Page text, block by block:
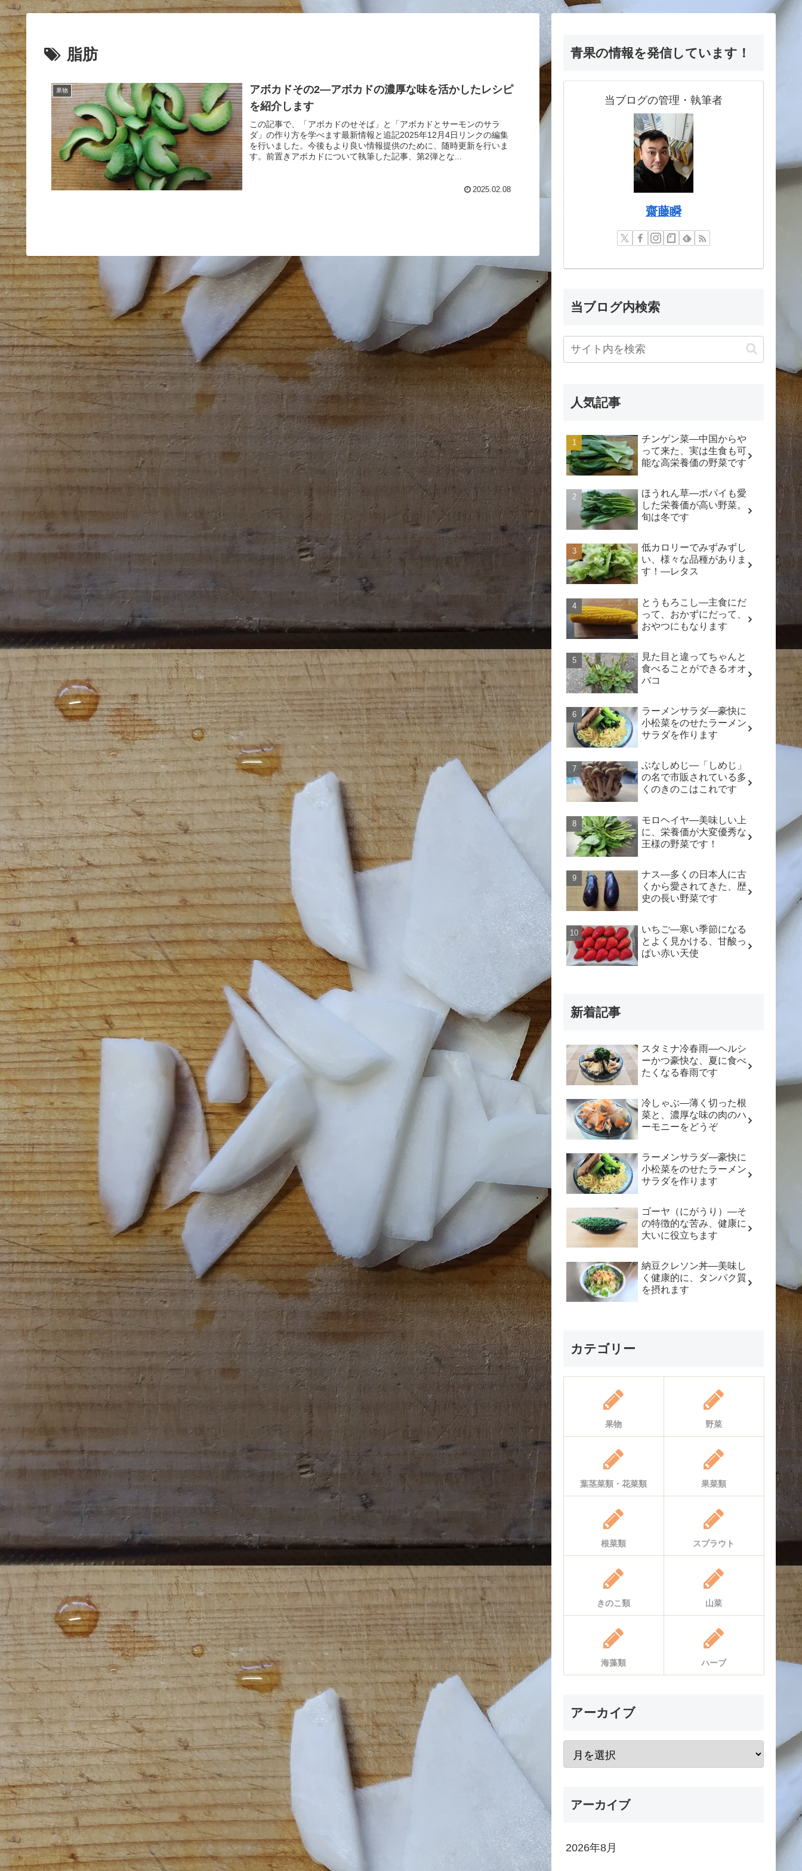
脂肪
果物
アボカドその2―アボカドの濃厚な味を活かしたレシピ
を紹介します
この記事で、「アボカドのせそば」と「アボカドとサーモンのサラ
ダ」の作り方を学べます最新情報と追記2025年12月4日リンクの編集
を行いました。今後もより良い情報提供のために、随時更新を行いま
す。前置きアボカドについて執筆した記事、第2弾とな...
2025.02.08
青果の情報を発信しています！
当ブログの管理・執筆者
齋藤瞬
当ブログ内検索
人気記事
チンゲン菜―中国からや
って来た、実は生食も可
能な高栄養価の野菜です
ほうれん草―ポパイも愛
した栄養価が高い野菜。
旬は冬です
低カロリーでみずみずし
い、様々な品種がありま
す！―レタス
とうもろこし―主食にだ
って、おかずにだって、
おやつにもなります
見た目と違ってちゃんと
食べることができるオオ
バコ
ラーメンサラダ―豪快に
小松菜をのせたラーメン
サラダを作ります
ぶなしめじ―「しめじ」
の名で市販されている多
くのきのこはこれです
モロヘイヤ―美味しい上
に、栄養価が大変優秀な
王様の野菜です！
ナス―多くの日本人に古
くから愛されてきた、歴
史の長い野菜です
いちご―寒い季節になる
とよく見かける、甘酸っ
ぱい赤い天使
新着記事
スタミナ冷春雨―ヘルシ
ーかつ豪快な、夏に食べ
たくなる春雨です
冷しゃぶ―薄く切った根
菜と、濃厚な味の肉のハ
ーモニーをどうぞ
ラーメンサラダ―豪快に
小松菜をのせたラーメン
サラダを作ります
ゴーヤ（にがうり）―そ
の特徴的な苦み、健康に
大いに役立ちます
納豆クレソン丼―美味し
く健康的に、タンパク質
を摂れます
カテゴリー
果物 野菜
葉茎菜類・花菜類 果菜類
根菜類 スプラウト
きのこ類 山菜
海藻類 ハーブ
アーカイブ
アーカイブ
2026年8月